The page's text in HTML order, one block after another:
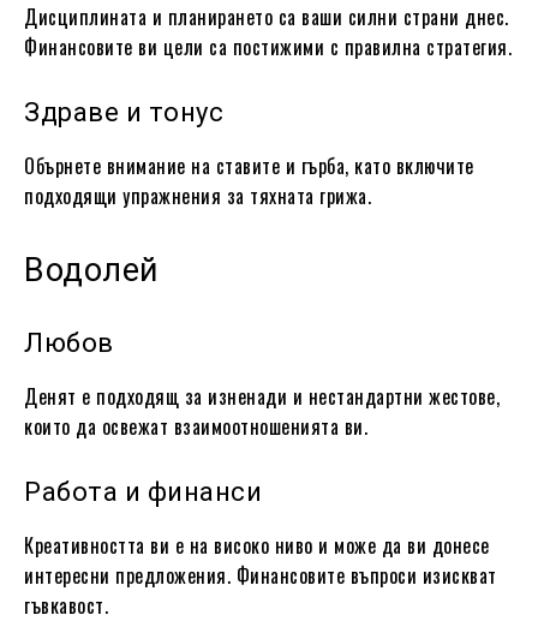
Дисциплината и планирането са ваши силни страни днес.
Финансовите ви цели са постижими с правилна стратегия.
Здраве и тонус
Обърнете внимание на ставите и гърба, като включите
подходящи упражнения за тяхната грижа.
Водолей
Любов
Денят е подходящ за изненади и нестандартни жестове,
които да освежат взаимоотношенията ви.
Работа и финанси
Креативността ви е на високо ниво и може да ви донесе
интересни предложения. Финансовите въпроси изискват
гъвкавост.